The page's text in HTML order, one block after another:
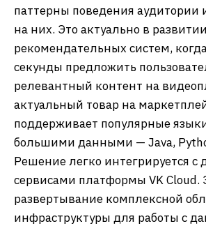
паттерны поведения аудитории
на них. Это актуально в развитии
рекомендательных систем,
секунды предложить
релевантный контент на
актуальный товар на
поддерживает популярные
большими данными — Java,
Решение легко интегрируется с
сервисами платформы VK Cloud.
развертывание комплексной
инфраструктуры для работы с